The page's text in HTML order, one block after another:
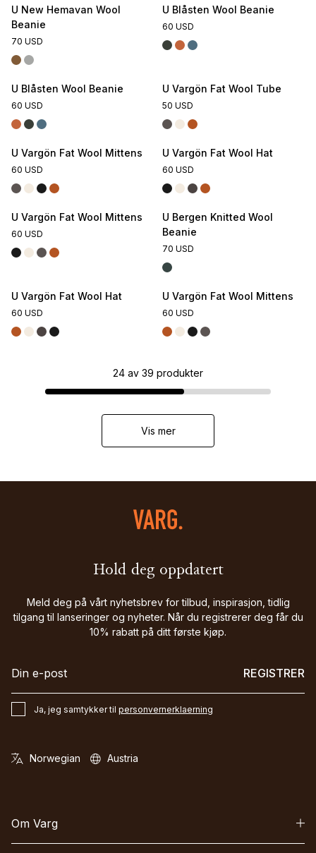
U New Hemavan Wool
Beanie
70 USD
U Blåsten Wool Beanie
60 USD
U Blåsten Wool Beanie
60 USD
U Vargön Fat Wool Tube
50 USD
U Vargön Fat Wool Mittens
60 USD
U Vargön Fat Wool Hat
60 USD
U Vargön Fat Wool Mittens
60 USD
U Bergen Knitted Wool
Beanie
70 USD
U Vargön Fat Wool Hat
60 USD
U Vargön Fat Wool Mittens
60 USD
24 av 39 produkter
Vis mer
Hold deg oppdatert
Meld deg på vårt nyhetsbrev for tilbud, inspirasjon, tidlig
tilgang til lanseringer og nyheter. Når du registrerer deg får du
10% rabatt på ditt første kjøp.
REGISTRER
Ja, jeg samtykker til personvernerklaerning
Om Varg